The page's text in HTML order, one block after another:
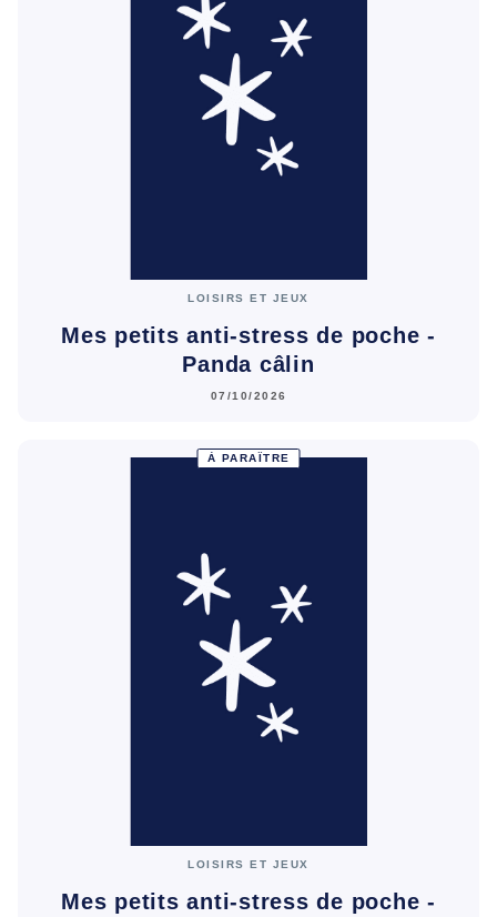
LOISIRS ET JEUX
Mes petits anti-stress de poche -
Panda câlin
07/10/2026
À PARAÎTRE
LOISIRS ET JEUX
Mes petits anti-stress de poche -